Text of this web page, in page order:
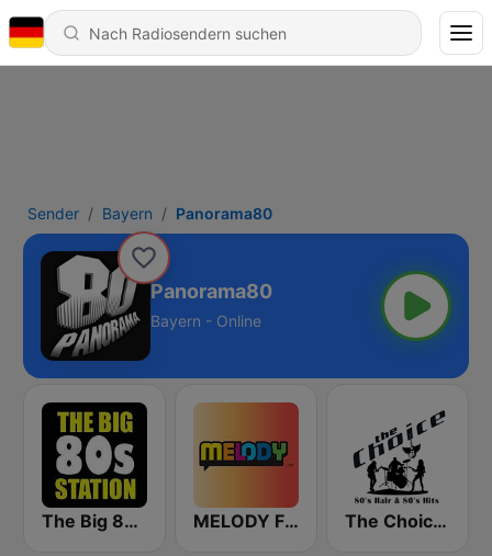
Sender Bayern Panorama80
Panorama80
Bayern - Online
The Big 80s Station MELODY FM The Choice - 80's Hair & 80's Hits